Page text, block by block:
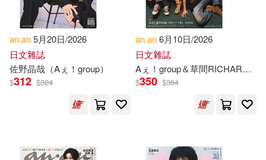
Asma (EDT)/ Ameri(1)
Awesome Diary(1)
an.an5月20日/2026
日文雜誌
佐野晶哉（Aぇ！group）
$312 $324
an.an6月10日/2026
日文雜誌
Aぇ！group＆草間RICHARD敬太＆西村拓哉
$350 $364